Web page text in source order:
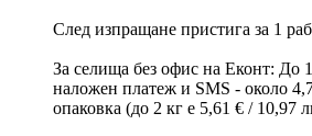
След изпращане пристига за 1
За селища без офис на Еконт: До
наложен платеж и SMS - около
опаковка (до 2 кг е 5,61 € / 10,97